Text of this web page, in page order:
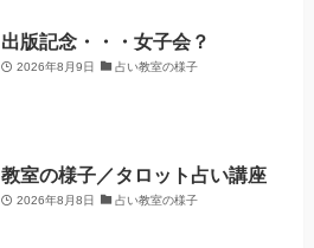
出版記念・・・女子会？
2026年8月9日 占い教室の様子
教室の様子／タロット占い講座
2026年8月8日 占い教室の様子